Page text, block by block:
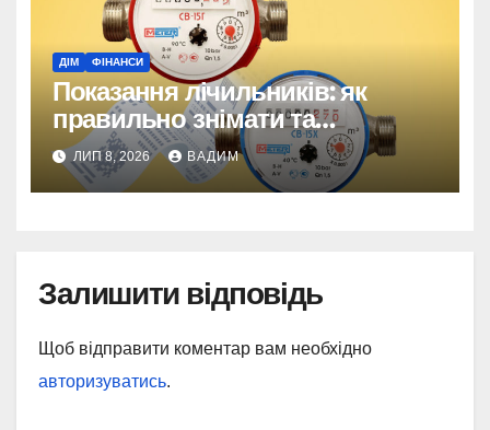
ДІМ ФІНАНСИ
Показання лічильників: як
правильно знімати та
передавати, щоб рахунки
завжди були справедливими
ЛИП 8, 2026 ВАДИМ
Залишити відповідь
Щоб відправити коментар вам необхідно
авторизуватись.